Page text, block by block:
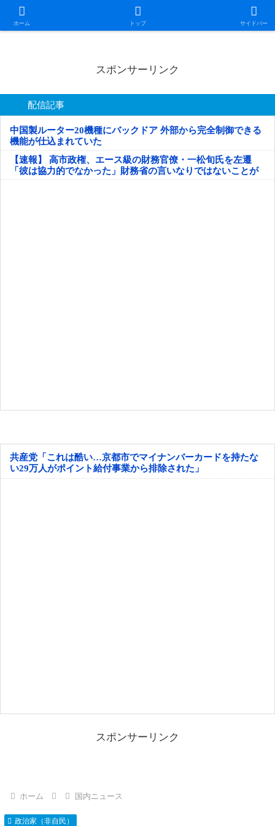
ホーム トップ サイドバー
日本第一！ニュース録
スポンサーリンク
配信記事
中国製ルーター20機種にバックドア 外部から完全制御できる
機能が仕込まれていた
【速報】 高市政権、エース級の財務官僚・一松旬氏を左遷
「彼は協力的でなかった」財務省の言いなりではないことが
判明
共産党「これは酷い…京都市でマイナンバーカードを持たな
い29万人がポイント給付事業から排除された」
スポンサーリンク
ホーム 国内ニュース
政治家（非自民）